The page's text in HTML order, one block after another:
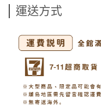
運送方式